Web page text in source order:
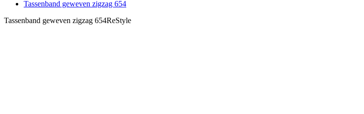
Tassenband geweven zigzag 654
Tassenband geweven zigzag 654ReStyle